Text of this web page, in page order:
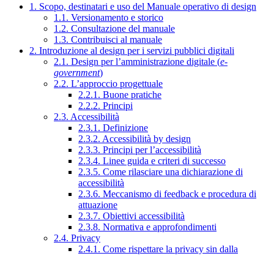
1. Scopo, destinatari e uso del Manuale operativo di design
1.1. Versionamento e storico
1.2. Consultazione del manuale
1.3. Contribuisci al manuale
2. Introduzione al design per i servizi pubblici digitali
2.1. Design per l’amministrazione digitale (e-
government)
2.2. L’approccio progettuale
2.2.1. Buone pratiche
2.2.2. Principi
2.3. Accessibilità
2.3.1. Definizione
2.3.2. Accessibilità by design
2.3.3. Principi per l’accessibilità
2.3.4. Linee guida e criteri di successo
2.3.5. Come rilasciare una dichiarazione di
accessibilità
2.3.6. Meccanismo di feedback e procedura di
attuazione
2.3.7. Obiettivi accessibilità
2.3.8. Normativa e approfondimenti
2.4. Privacy
2.4.1. Come rispettare la privacy sin dalla